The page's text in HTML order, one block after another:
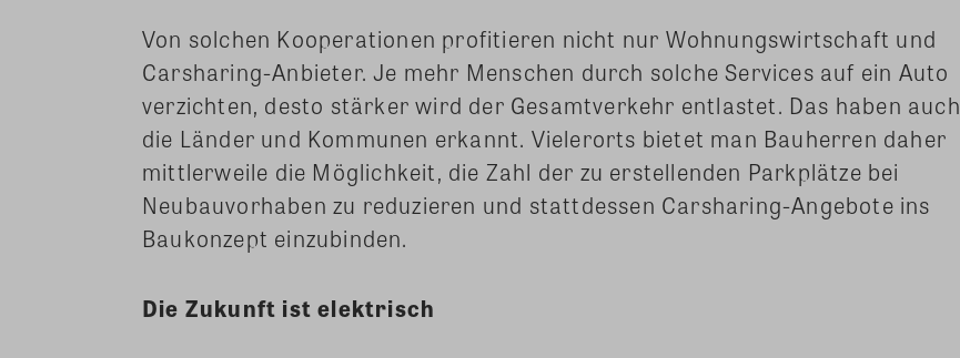
Von solchen Kooperationen profitieren nicht nur Wohnungswirtschaft und
Carsharing-Anbieter. Je mehr Menschen durch solche Services auf ein Auto
verzichten, desto stärker wird der Gesamtverkehr entlastet. Das haben auch
die Länder und Kommunen erkannt. Vielerorts bietet man Bauherren daher
mittlerweile die Möglichkeit, die Zahl der zu erstellenden Parkplätze bei
Neubauvorhaben zu reduzieren und stattdessen Carsharing-Angebote ins
Baukonzept einzubinden.
Die Zukunft ist elektrisch